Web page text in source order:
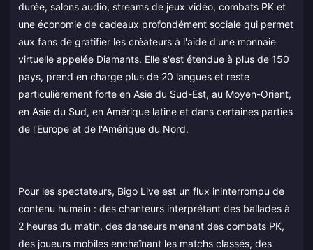
durée, salons audio, streams de jeux vidéo, combats PK et
une économie de cadeaux profondément sociale qui permet
aux fans de gratifier les créateurs à l'aide d'une monnaie
virtuelle appelée Diamants. Elle s'est étendue à plus de 150
pays, prend en charge plus de 20 langues et reste
particulièrement forte en Asie du Sud-Est, au Moyen-Orient,
en Asie du Sud, en Amérique latine et dans certaines parties
de l'Europe et de l'Amérique du Nord.
Pour les spectateurs, Bigo Live est un flux ininterrompu de
contenu humain : des chanteurs interprétant des ballades à
2 heures du matin, des danseurs menant des combats PK,
des joueurs mobiles enchaînant les matchs classés, des